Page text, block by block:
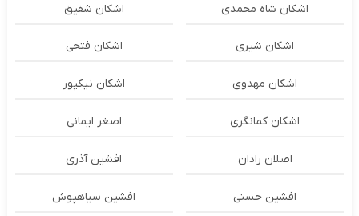
اشکان شاه محمدی اشکان شفیق
اشکان شیری اشکان فتحی
اشکان مهدوی اشکان نیکپور
اشکان‌ کمانگری اصغر ایمانی
اصلان رادان افشین آذری
افشین حسنی افشین سیاهپوش